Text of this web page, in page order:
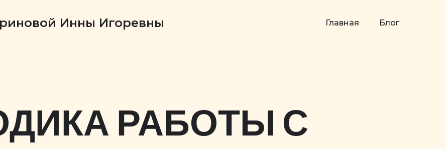
Инны Игоревны Главная Блог
РАБОТЫ С